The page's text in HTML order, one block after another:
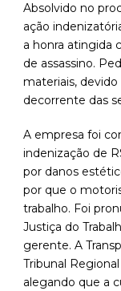
Absolvido no
ação
a honra atingida
de assassino.
materiais, devido
decorrente das
A empresa foi
indenização de
por danos
por que o
trabalho. Foi
Justiça do
gerente. A
Tribunal
alegando que a